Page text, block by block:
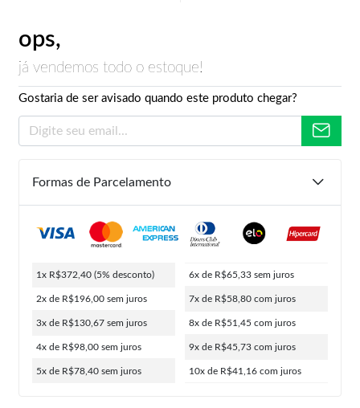
ops,
já vendemos todo o estoque!
Gostaria de ser avisado quando este produto chegar?
Formas de Parcelamento
1x R$372,40 (5% desconto)
2x de R$196,00 sem juros
3x de R$130,67 sem juros
4x de R$98,00 sem juros
5x de R$78,40 sem juros
6x de R$65,33 sem juros
7x de R$58,80 com juros
8x de R$51,45 com juros
9x de R$45,73 com juros
10x de R$41,16 com juros